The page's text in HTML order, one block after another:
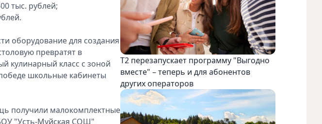
тыс. рублей;
оборудование для создания
превратят в
кулинарный класс с зоной
школьные кабинеты
получили малокомплектные
"Усть-Муйская СОШ"
Т2 перезапускает программу "Выгодно
вместе" – теперь и для абонентов
других операторов